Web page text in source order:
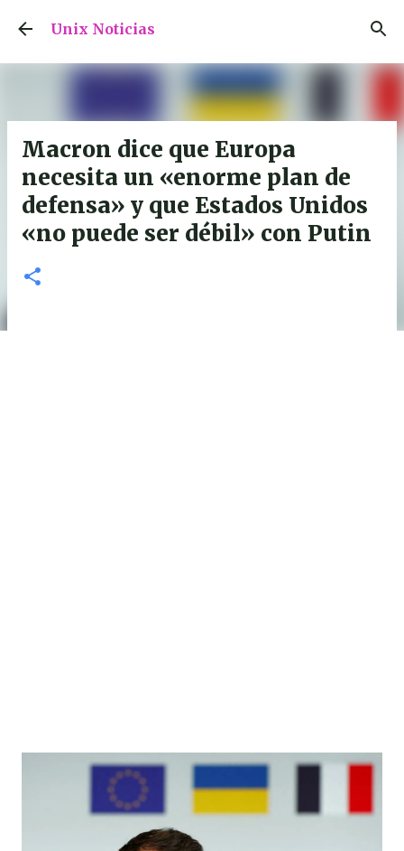
Ir al contenido principal
Unix Noticias
Macron dice que Europa
necesita un «enorme plan de
defensa» y que Estados Unidos
«no puede ser débil» con Putin